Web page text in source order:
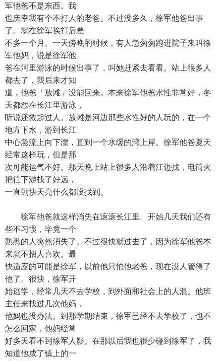
军他爸不是东西。我
也庆幸我有个不打人的老爸。不过没多久，徐军他爸出事
了。就在徐军挨打后差
不多一个月。一天傍晚的时候，有人急匆匆跑进院子来叫徐
军他妈，说是徐军他
爸在河里游泳的时候出事了，叫她赶紧去看看。站上很多人
都去了，我后来才知
道，他爸「放滩」没能回来。本来徐军他爸水性非常好，冬
天都敢在长江里游泳，
听说还救起过人。放滩是河边那些水性好的人玩的，在一个
地方下水，游到长江
中心急流上向下漂，直到一个水缓的湾上岸。徐军他爸夏天
经常这样玩，但是那
次可能运气不好。那天晚上站上很多人沿着江边找，电筒火
把往下游找了好远，
一直到快天亮什么都没找到。
徐军他爸就这样消失在滚滚长江里。开始几天我们还有
些不习惯，毕竟一个
熟悉的人突然消失了。不过很快就过去了，因为徐军他爸本
来就不招人喜欢。最
快适应的可能是徐军，以前他只怕他老爸，现在没人管得了
他了。很快，徐军开
始逃学，经常几天不去学校，到外面和社会上的人混。他班
主任来找过几次他妈，
他妈也没办法。到那学期结束，徐军已经不去学校了，也不
怎么回家，他妈经常
好多天看不到徐军人影。在那以后我也很少碰到徐军了，我
知道他成了镇上的一